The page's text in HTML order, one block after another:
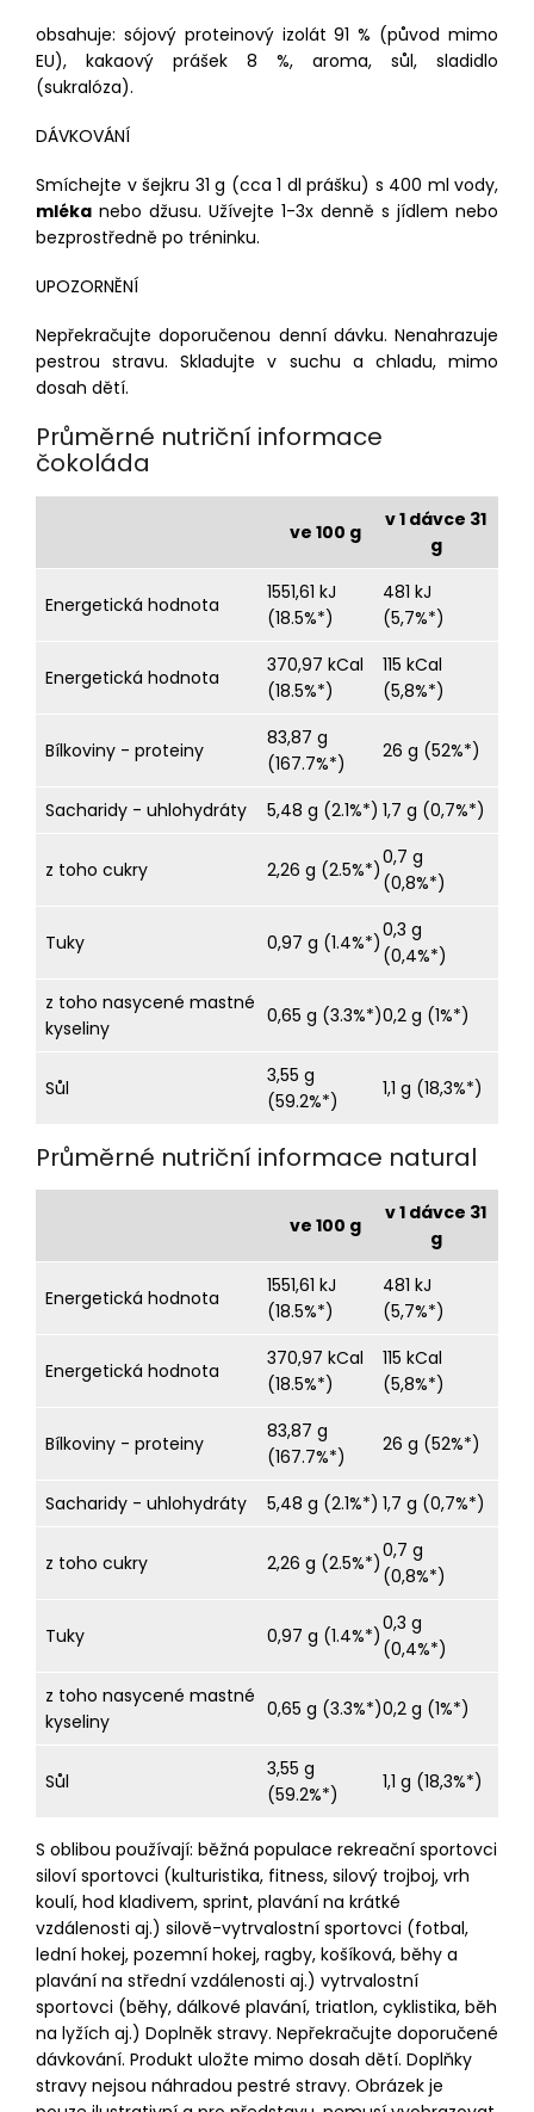
obsahuje: sójový proteinový izolát 91 % (původ mimo
EU), kakaový prášek 8 %, aroma, sůl, sladidlo
(sukralóza).
DÁVKOVÁNÍ
Smíchejte v šejkru 31 g (cca 1 dl prášku) s 400 ml vody,
mléka nebo džusu. Užívejte 1-3x denně s jídlem nebo
bezprostředně po tréninku.
UPOZORNĚNÍ
Nepřekračujte doporučenou denní dávku. Nenahrazuje
pestrou stravu. Skladujte v suchu a chladu, mimo
dosah dětí.
Průměrné nutriční informace
čokoláda
ve 100 g
v 1 dávce 31
g
Energetická hodnota
1551,61 kJ
(18.5%*)
481 kJ
(5,7%*)
Energetická hodnota
370,97 kCal
(18.5%*)
115 kCal
(5,8%*)
Bílkoviny - proteiny
83,87 g
(167.7%*)
26 g (52%*)
Sacharidy - uhlohydráty 5,48 g (2.1%*) 1,7 g (0,7%*)
z toho cukry 2,26 g (2.5%*)
0,7 g
(0,8%*)
Tuky 0,97 g (1.4%*)
0,3 g
(0,4%*)
z toho nasycené mastné
kyseliny
0,65 g (3.3%*)0,2 g (1%*)
Sůl
3,55 g
(59.2%*)
1,1 g (18,3%*)
Průměrné nutriční informace natural
ve 100 g
v 1 dávce 31
g
Energetická hodnota
1551,61 kJ
(18.5%*)
481 kJ
(5,7%*)
Energetická hodnota
370,97 kCal
(18.5%*)
115 kCal
(5,8%*)
Bílkoviny - proteiny
83,87 g
(167.7%*)
26 g (52%*)
Sacharidy - uhlohydráty 5,48 g (2.1%*) 1,7 g (0,7%*)
z toho cukry 2,26 g (2.5%*)
0,7 g
(0,8%*)
Tuky 0,97 g (1.4%*)
0,3 g
(0,4%*)
z toho nasycené mastné
kyseliny
0,65 g (3.3%*)0,2 g (1%*)
Sůl
3,55 g
(59.2%*)
1,1 g (18,3%*)
S oblibou používají: běžná populace rekreační sportovci
siloví sportovci (kulturistika, fitness, silový trojboj, vrh
koulí, hod kladivem, sprint, plavání na krátké
vzdálenosti aj.) silově-vytrvalostní sportovci (fotbal,
lední hokej, pozemní hokej, ragby, košíková, běhy a
plavání na střední vzdálenosti aj.) vytrvalostní
sportovci (běhy, dálkové plavání, triatlon, cyklistika, běh
na lyžích aj.) Doplněk stravy. Nepřekračujte doporučené
dávkování. Produkt uložte mimo dosah dětí. Doplňky
stravy nejsou náhradou pestré stravy. Obrázek je